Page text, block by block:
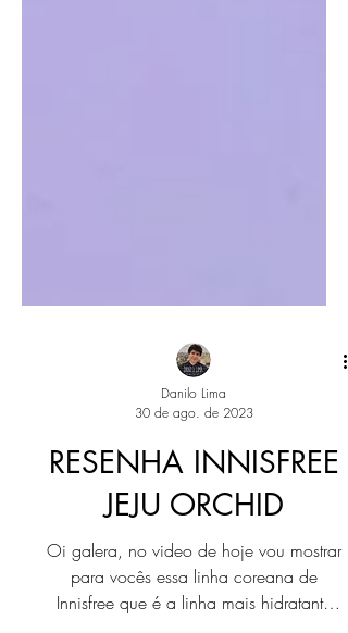
30 de ago. de 2023
RESENHA INNISFREE
JEJU ORCHID
Oi galera, no video de hoje vou mostrar
para vocês essa linha coreana de